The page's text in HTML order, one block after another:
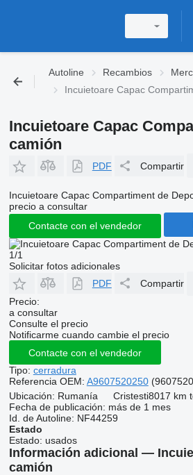
Autoline Recambios
Incuietoare Capac
Incuietoare Capac
camión
PDF Compartir
Incuietoare Capac Compartiment de
precio a consultar
Contacte con el vendedor
1/1
Solicitar fotos adicionales
PDF
Compartir
Precio:
a consultar
Consulte el precio
Notificarme cuando cambie el precio
Contacte con el vendedor
Tipo: cerradura
Referencia OEM: A9607520250
Ubicación: Rumanía Cristesti8017 km
Fecha de publicación: más de 1 mes
Id. de Autoline: NF44259
Estado
Estado: usados
Información adicional —
camión